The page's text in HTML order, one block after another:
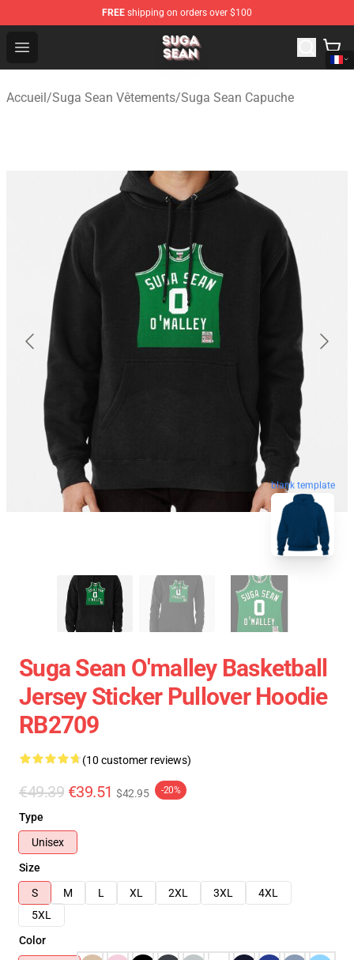
FREE shipping on orders over $100
Open menu
Suga Sean Shop - Official Suga Sean Merchandise Store
Accueil/Suga Sean Vêtements/Suga Sean Capuche
blank template
Suga Sean O'malley Basketball
Jersey Sticker Pullover Hoodie
RB2709
(10 customer reviews)
€49.39 €39.51 $42.95 -20%
Type
Unisex
Size
S
M L XL 2XL 3XL
4XL
5XL
Color